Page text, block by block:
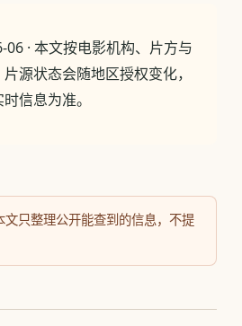
06 · 本文按电影机构、片方与
源状态会随地区授权变化，
信息为准。
只整理公开能查到的信息，不提